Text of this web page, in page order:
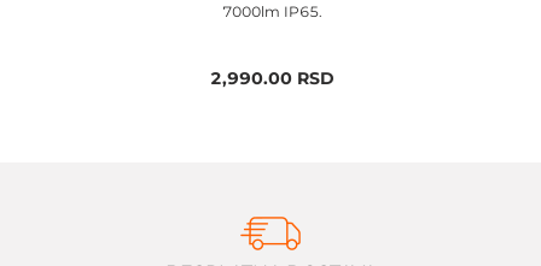
7000lm IP65.
2,990.00 RSD